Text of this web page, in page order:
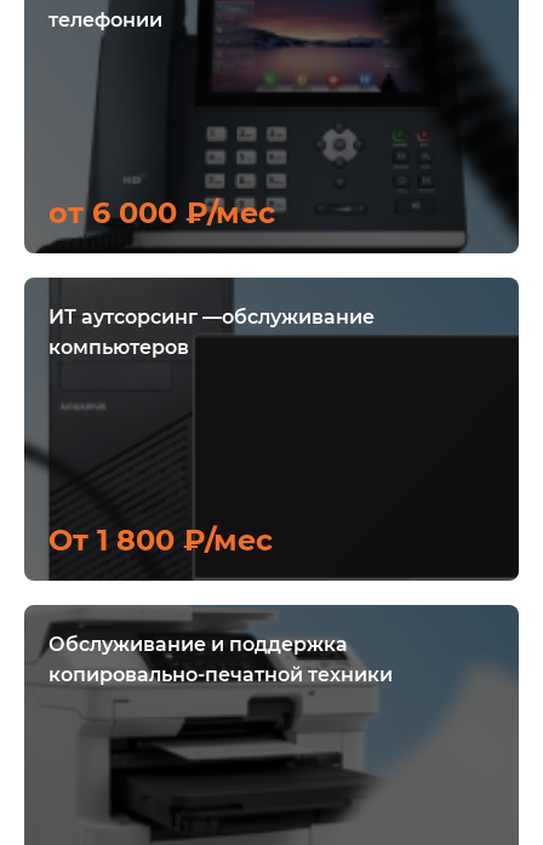
телефонии
от 6 000 ₽/мес
ИТ аутсорсинг —обслуживание
компьютеров
От 1 800 ₽/мес
Обслуживание и поддержка
копировально-печатной техники